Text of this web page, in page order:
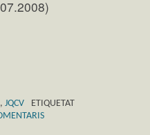
, JQCV
ETIQUETAT